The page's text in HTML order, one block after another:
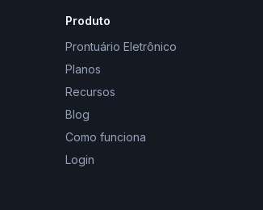
Produto
Prontuário Eletrônico
Planos
Recursos
Blog
Como funciona
Login